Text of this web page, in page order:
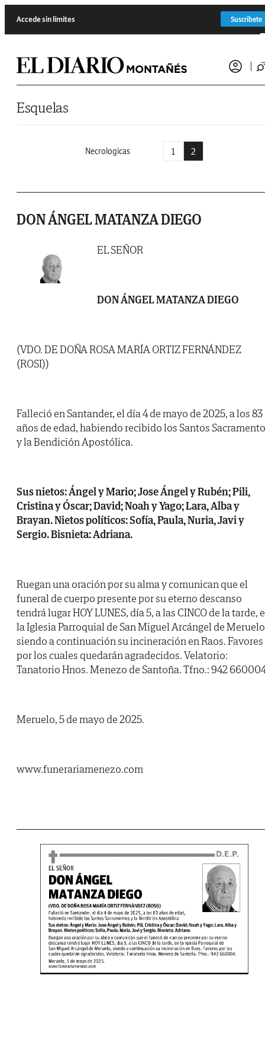
Accede sin límites Suscríbete
Esquelas
Necrologicas 1 2
DON ÁNGEL MATANZA DIEGO
EL SEÑOR
DON ÁNGEL MATANZA DIEGO
(VDO. DE DOÑA ROSA MARÍA ORTIZ FERNÁNDEZ
(ROSI))
Falleció en Santander, el día 4 de mayo de 2025, a los 83
años de edad, habiendo recibido los Santos
y la Bendición Apostólica.
Sus nietos: Ángel y Mario; Jose Ángel y Rubén; Pili,
Cristina y Óscar; David; Noah y Yago; Lara, Alba y
Brayan. Nietos políticos: Sofía, Paula, Nuria, Javi y
Sergio. Bisnieta: Adriana.
Ruegan una oración por su alma y comunican que el
funeral de cuerpo presente por su eterno descanso
tendrá lugar HOY LUNES, día 5, a las CINCO de la tarde,
la Iglesia Parroquial de San Miguel Arcángel de
siendo a continuación su incineración en Raos. Favores
por los cuales quedarán agradecidos. Velatorio:
Tanatorio Hnos. Menezo de Santoña. Tfno.: 942
Meruelo, 5 de mayo de 2025.
www.funerariamenezo.com